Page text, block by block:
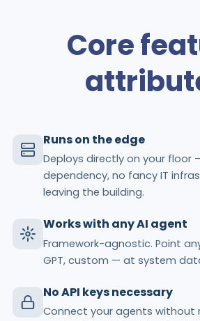
Core
Runs on the edge
Deploys directly on your floor
dependency, no fancy IT
leaving the building.
Works with any AI agent
Framework-agnostic. Point
GPT, custom — at system
No API keys necessary
Connect your agents without